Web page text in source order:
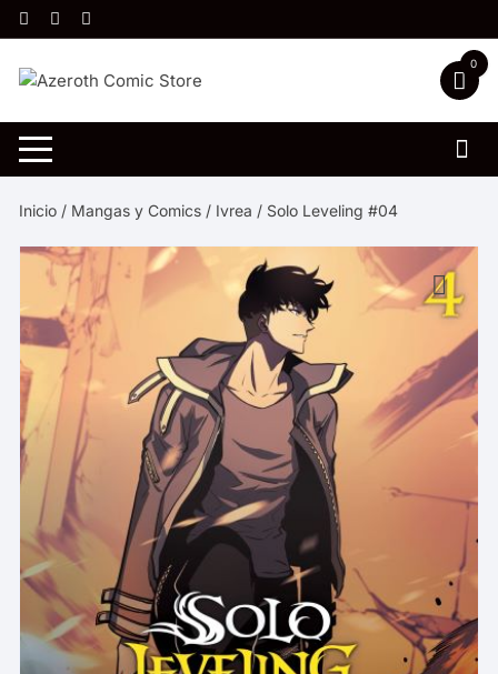
Saltar
al
contenido
0
Inicio / Mangas y Comics / Ivrea / Solo Leveling #04